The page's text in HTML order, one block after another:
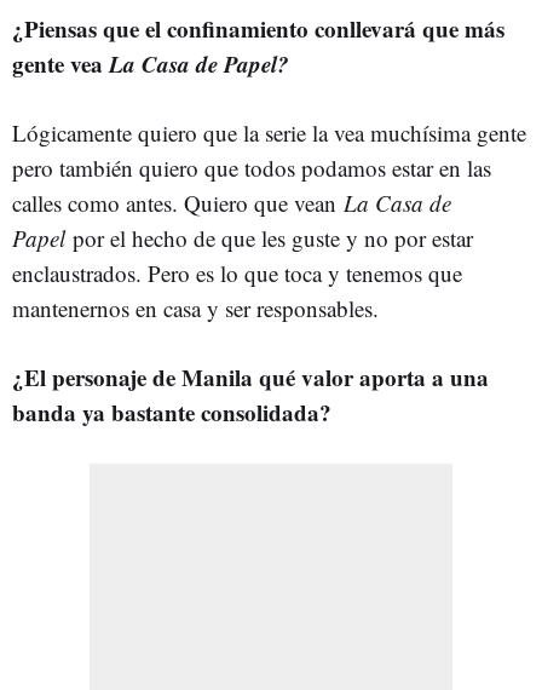
¿Piensas que el confinamiento conllevará que más
gente veaLa Casa de Papel?
Lógicamente quiero que la serie la vea muchísima gente
pero también quiero que todos podamos estar en las
calles como antes. Quiero que vean La Casa de
Papel por el hecho de que les guste y no por estar
enclaustrados. Pero es lo que toca y tenemos que
mantenernos en casa y ser responsables.
¿El personaje de Manila qué valor aporta a una
banda ya bastante consolidada?